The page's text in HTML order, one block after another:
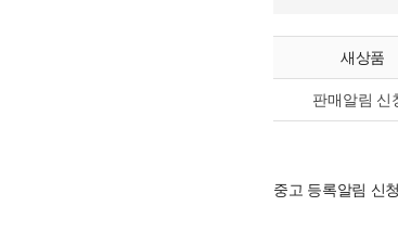
새상품
판매알림 신
중고 등록알림 신청